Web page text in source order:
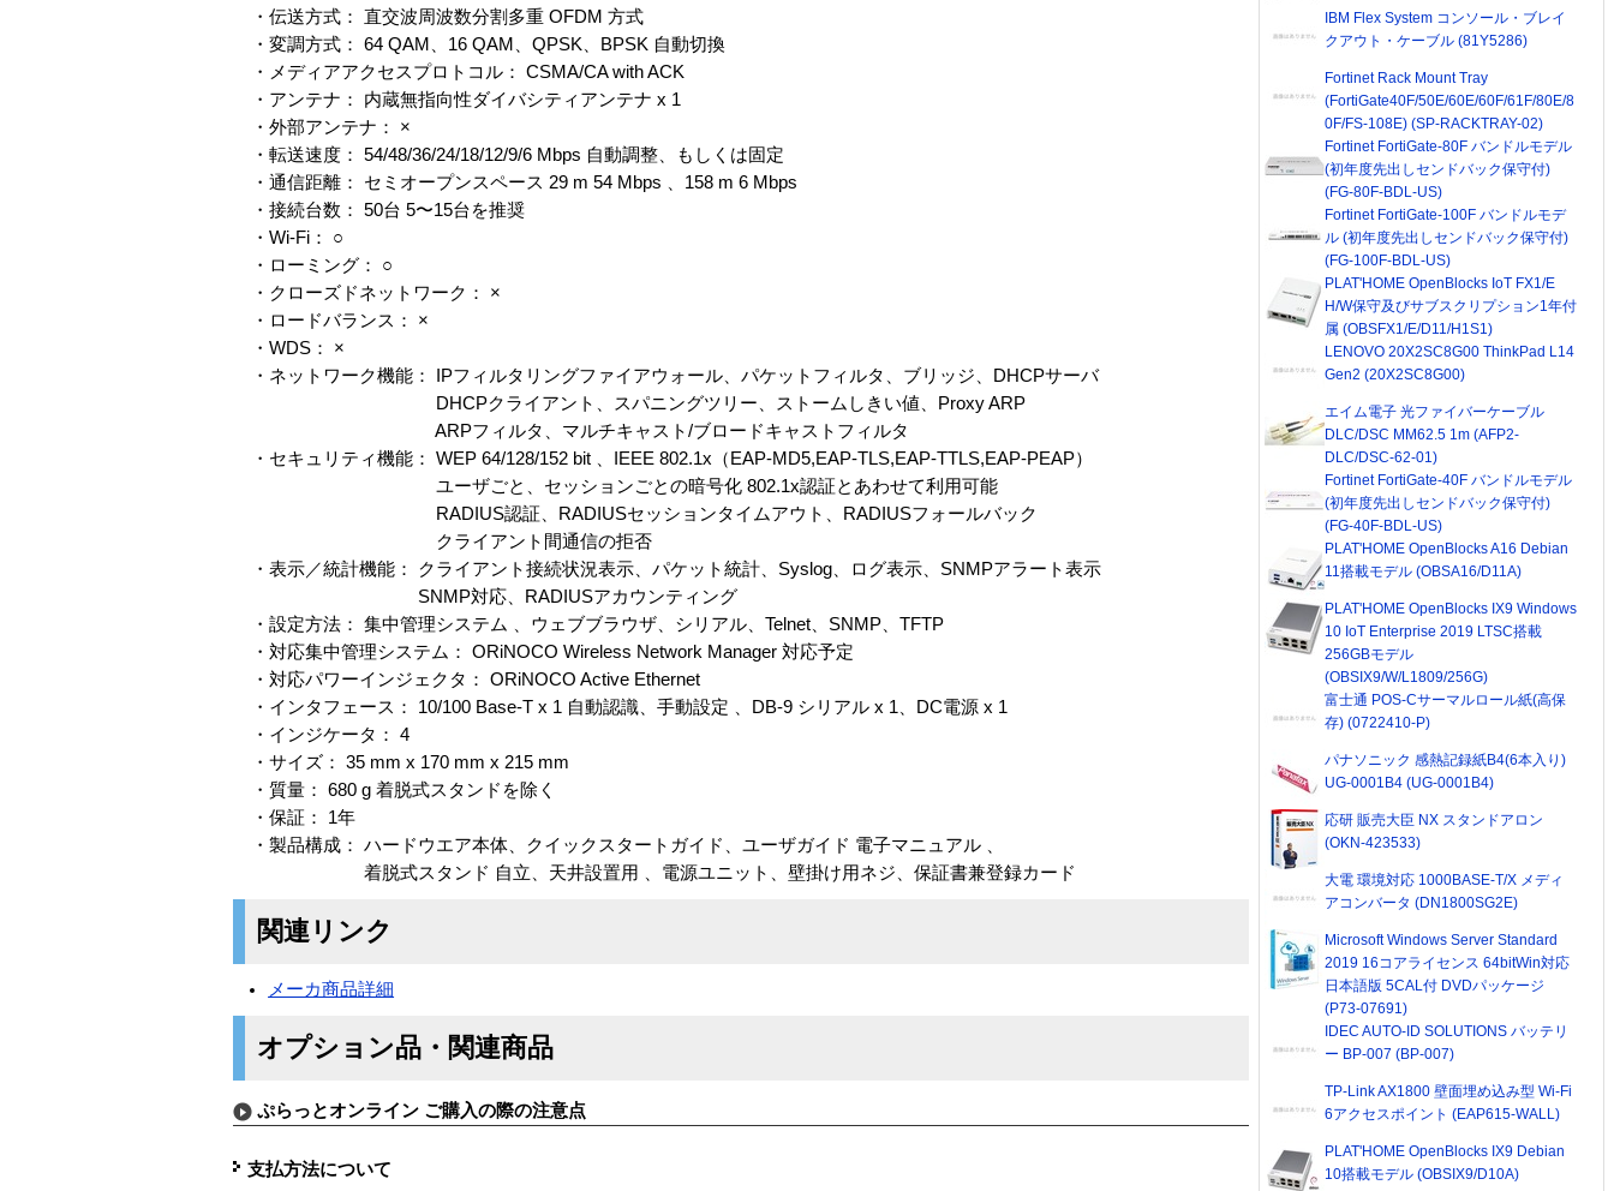
・伝送方式： 直交波周波数分割多重 OFDM 方式
・変調方式： 64 QAM、16 QAM、QPSK、BPSK 自動切換
・メディアアクセスプロトコル： CSMA/CA with ACK
・アンテナ： 内蔵無指向性ダイバシティアンテナ x 1
・外部アンテナ： ×
・転送速度： 54/48/36/24/18/12/9/6 Mbps 自動調整、もしくは固定
・通信距離： セミオープンスペース 29 m 54 Mbps 、158 m 6 Mbps
・接続台数： 50台 5〜15台を推奨
・Wi-Fi： ○
・ローミング： ○
・クローズドネットワーク： ×
・ロードバランス： ×
・WDS： ×
・ネットワーク機能： IPフィルタリングファイアウォール、パケットフィルタ、ブリッジ、DHCPサーバ
DHCPクライアント、スパニングツリー、ストームしきい値、Proxy ARP
ARPフィルタ、マルチキャスト/ブロードキャストフィルタ
・セキュリティ機能： WEP 64/128/152 bit 、IEEE 802.1x（EAP-MD5,EAP-TLS,EAP-TTLS,EAP-PEAP）
ユーザごと、セッションごとの暗号化 802.1x認証とあわせて利用可能
RADIUS認証、RADIUSセッションタイムアウト、RADIUSフォールバック
クライアント間通信の拒否
・表示／統計機能： クライアント接続状況表示、パケット統計、Syslog、ログ表示、SNMPアラート表示
SNMP対応、RADIUSアカウンティング
・設定方法： 集中管理システム 、ウェブブラウザ、シリアル、Telnet、SNMP、TFTP
・対応集中管理システム： ORiNOCO Wireless Network Manager 対応予定
・対応パワーインジェクタ： ORiNOCO Active Ethernet
・インタフェース： 10/100 Base-T x 1 自動認識、手動設定 、DB-9 シリアル x 1、DC電源 x 1
・インジケータ： 4
・サイズ： 35 mm x 170 mm x 215 mm
・質量： 680 g 着脱式スタンドを除く
・保証： 1年
・製品構成： ハードウエア本体、クイックスタートガイド、ユーザガイド 電子マニュアル 、
着脱式スタンド 自立、天井設置用 、電源ユニット、壁掛け用ネジ、保証書兼登録カード
関連リンク
メーカ商品詳細
オプション品・関連商品
ぷらっとオンライン ご購入の際の注意点
支払方法について
IBM Flex System コンソール・ブレイ
クアウト・ケーブル (81Y5286)
Fortinet Rack Mount Tray
(FortiGate40F/50E/60E/60F/61F/80E/8
0F/FS-108E) (SP-RACKTRAY-02)
Fortinet FortiGate-80F バンドルモデル
(初年度先出しセンドバック保守付)
(FG-80F-BDL-US)
Fortinet FortiGate-100F バンドルモデ
ル (初年度先出しセンドバック保守付)
(FG-100F-BDL-US)
PLAT'HOME OpenBlocks IoT FX1/E
H/W保守及びサブスクリプション1年付
属 (OBSFX1/E/D11/H1S1)
LENOVO 20X2SC8G00 ThinkPad L14
Gen2 (20X2SC8G00)
エイム電子 光ファイバーケーブル
DLC/DSC MM62.5 1m (AFP2-
DLC/DSC-62-01)
Fortinet FortiGate-40F バンドルモデル
(初年度先出しセンドバック保守付)
(FG-40F-BDL-US)
PLAT'HOME OpenBlocks A16 Debian
11搭載モデル (OBSA16/D11A)
PLAT'HOME OpenBlocks IX9 Windows
10 IoT Enterprise 2019 LTSC搭載
256GBモデル
(OBSIX9/W/L1809/256G)
富士通 POS-Cサーマルロール紙(高保
存) (0722410-P)
パナソニック 感熱記録紙B4(6本入り)
UG-0001B4 (UG-0001B4)
応研 販売大臣 NX スタンドアロン
(OKN-423533)
大電 環境対応 1000BASE-T/X メディ
アコンバータ (DN1800SG2E)
Microsoft Windows Server Standard
2019 16コアライセンス 64bitWin対応
日本語版 5CAL付 DVDパッケージ
(P73-07691)
IDEC AUTO-ID SOLUTIONS バッテリ
ー BP-007 (BP-007)
TP-Link AX1800 壁面埋め込み型 Wi-Fi
6アクセスポイント (EAP615-WALL)
PLAT'HOME OpenBlocks IX9 Debian
10搭載モデル (OBSIX9/D10A)